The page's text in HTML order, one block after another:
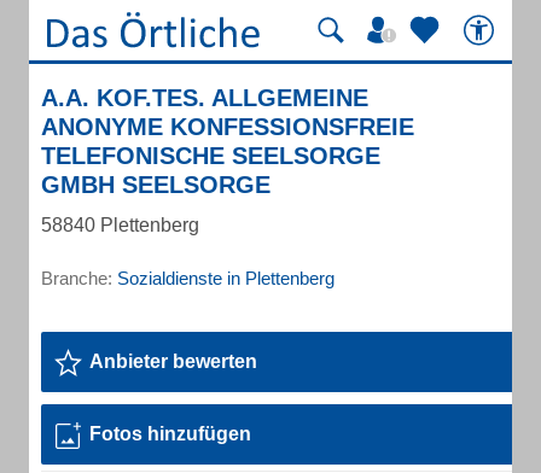
A.A. KOF.TES. ALLGEMEINE
ANONYME KONFESSIONSFREIE
TELEFONISCHE SEELSORGE
GMBH SEELSORGE
58840 Plettenberg
Branche: Sozialdienste in Plettenberg
Anbieter bewerten
Fotos hinzufügen